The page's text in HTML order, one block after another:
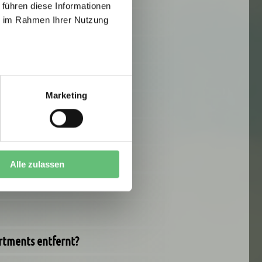
diese Informationen
Rahmen Ihrer Nutzung
Marketing
Alle zulassen
entfernt?